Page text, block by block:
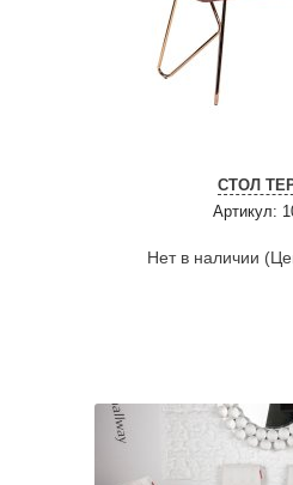
СТОЛ
Артикул:
Нет в наличии